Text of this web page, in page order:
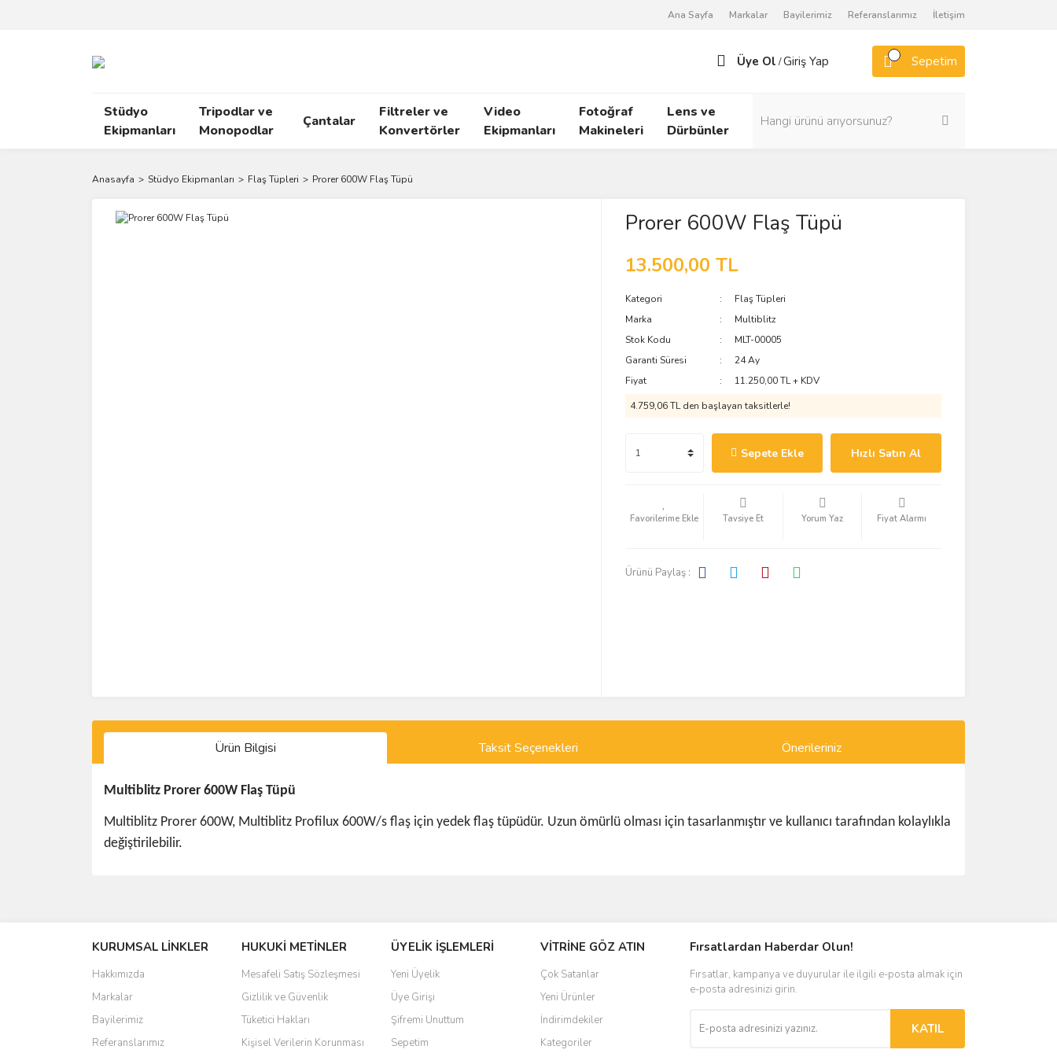
Ana Sayfa Markalar Bayilerimiz Referanslarımız İletişim
Üye Ol /Giriş Yap Sepetim
Stüdyo
Ekipmanları
Tripodlar ve
Monopodlar
Çantalar
Filtreler ve
Konvertörler
Video
Ekipmanları
Fotoğraf
Makineleri
Lens ve
Dürbünler
Anasayfa Stüdyo Ekipmanları Flaş Tüpleri Prorer 600W Flaş Tüpü
Prorer 600W Flaş Tüpü
13.500,00 TL
Kategori
Flaş Tüpleri
Marka
Multiblitz
Stok Kodu
MLT-00005
Garanti Süresi
24 Ay
Fiyat
11.250,00 TL + KDV
4.759,06 TL den başlayan taksitlerle!
Sepete Ekle Hızlı Satın Al
Tavsiye Et Yorum Yaz Fiyat Alarmı
Ürünü Paylaş :
Ürün Bilgisi Taksit Seçenekleri Önerileriniz
Multiblitz Prorer 600W Flaş Tüpü
Multiblitz Prorer 600W, Multiblitz Profilux 600W/s flaş için yedek flaş tüpüdür. Uzun ömürlü olması için tasarlanmıştır ve kullanıcı tarafından kolaylıkla
değiştirilebilir.
Ürün resmi kalitesiz, bozuk veya görüntülenemiyor.
Ürün açıklamasında eksik bilgiler bulunuyor.
Ürün bilgilerinde hatalar bulunuyor.
Ürün fiyatı diğer sitelerden daha pahalı.
Bu ürüne benzer farklı alternatifler olmalı.
KURUMSAL LİNKLER
Hakkımızda
Markalar
Bayilerimiz
Referanslarımız
HUKUKİ METİNLER
Mesafeli Satış Sözleşmesi
Gizlilik ve Güvenlik
Tüketici Hakları
Kişisel Verilerin Korunması
ÜYELİK İŞLEMLERİ
Yeni Üyelik
Üye Girişi
Şifremi Unuttum
Sepetim
VİTRİNE GÖZ ATIN
Çok Satanlar
Yeni Ürünler
İndirimdekiler
Kategoriler
Fırsatlardan Haberdar Olun!
Fırsatlar, kampanya ve duyurular ile ilgili e-posta almak için
e-posta adresinizi girin.
KATIL